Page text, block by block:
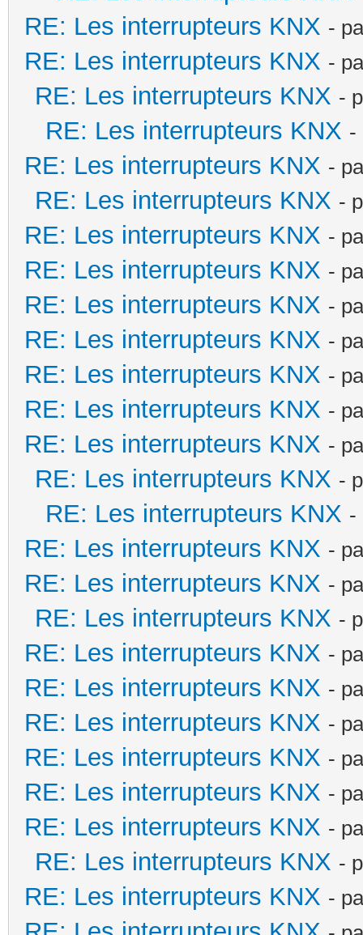
RE: Les interrupteurs KNX -
RE: Les interrupteurs KNX -
RE: Les interrupteurs KNX -
RE: Les interrupteurs KNX -
RE: Les interrupteurs KNX -
RE: Les interrupteurs KNX -
RE: Les interrupteurs KNX -
RE: Les interrupteurs KNX -
RE: Les interrupteurs KNX -
RE: Les interrupteurs KNX -
RE: Les interrupteurs KNX -
RE: Les interrupteurs KNX -
RE: Les interrupteurs KNX -
RE: Les interrupteurs KNX -
RE: Les interrupteurs KNX -
RE: Les interrupteurs KNX -
RE: Les interrupteurs KNX -
RE: Les interrupteurs KNX -
RE: Les interrupteurs KNX -
RE: Les interrupteurs KNX -
RE: Les interrupteurs KNX -
RE: Les interrupteurs KNX -
RE: Les interrupteurs KNX -
RE: Les interrupteurs KNX -
RE: Les interrupteurs KNX -
RE: Les interrupteurs KNX -